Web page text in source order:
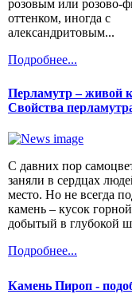
розовым или розово-
оттенком, иногда с
александритовым...
Подробнее...
Перламутр – живой
Свойства
С давних пор
заняли в сердцах
место. Но не всегда
камень – кусок
добытый в глубокой
Подробнее...
Камень Пироп -